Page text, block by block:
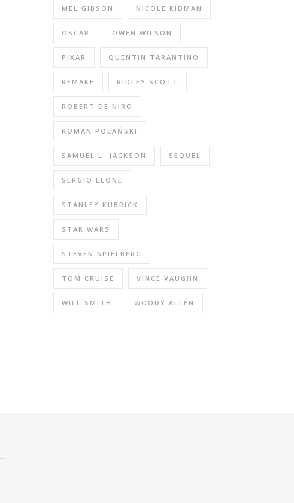
MEL GIBSON NICOLE KIDMAN
OSCAR OWEN WILSON
PIXAR QUENTIN TARANTINO
REMAKE RIDLEY SCOTT
ROBERT DE NIRO
ROMAN POLAŃSKI
SAMUEL L. JACKSON SEQUEL
SERGIO LEONE
STANLEY KUBRICK
STAR WARS
STEVEN SPIELBERG
TOM CRUISE VINCE VAUGHN
WILL SMITH WOODY ALLEN